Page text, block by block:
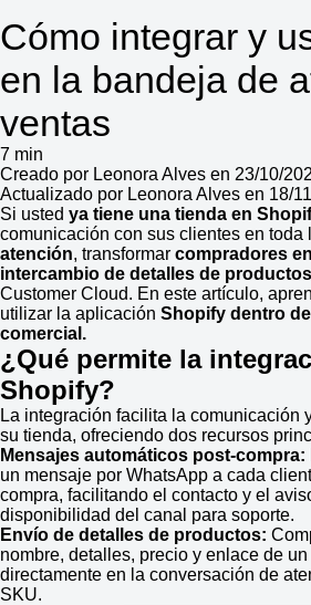
Cómo integrar y
en la bandeja de
ventas
7 min
Creado por Leonora Alves en 23/10/
Actualizado por Leonora Alves en 18/
Si usted ya tiene una tienda en
comunicación con sus clientes en toda
atención, transformar compradores
intercambio de detalles de productos
Customer Cloud. En este artículo,
utilizar la aplicación Shopify dentro
comercial.
¿Qué permite la
Shopify?
La integración facilita la comunicación
su tienda, ofreciendo dos recursos
Mensajes automáticos post-compra:
un mensaje por WhatsApp a cada
compra, facilitando el contacto y el
disponibilidad del canal para soporte.
Envío de detalles de productos:
nombre, detalles, precio y enlace de
directamente en la conversación de
SKU.